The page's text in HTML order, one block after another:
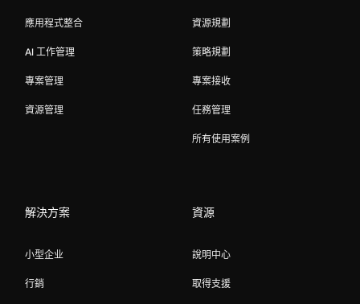
應用程式整合
AI 工作管理
專案管理
資源管理
資源規劃
策略規劃
專案接收
任務管理
所有使用案例
解決方案
小型企业
行銷
資源
說明中心
取得支援